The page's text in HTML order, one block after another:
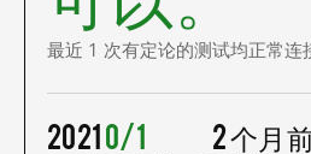
最近 1 次有定论的测试均正常连
20210/1 2 个月